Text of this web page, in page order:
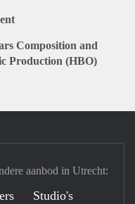
Composition and
Production (HBO)
aanbod in Utrecht:
Studio's